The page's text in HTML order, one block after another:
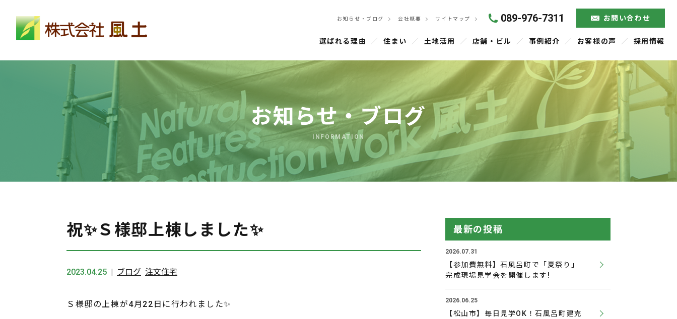
選ばれる理由 住まい 土地活用 店舗・ビル 事例紹介 お客様の声 採用情報
お知らせ・ブログ 会社概要 サイトマップ 089-976-7311 お問い合わせ
お知らせ・ブログ
INFORMATION
祝✨Ｓ様邸上棟しました✨
2023.04.25 ブログ 注文住宅
Ｓ様邸の上棟が4月22日に行われました✨
最新の投稿
2026.07.31
【参加費無料】石風呂町で「夏祭り」
完成現場見学会を開催します!
2026.06.25
【松山市】毎日見学OK！石風呂町建売